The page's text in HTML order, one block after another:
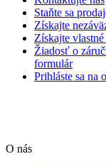
Staňte sa
Získajte
Získajte
Žiadosť o
formulár
Prihláste sa na
O nás